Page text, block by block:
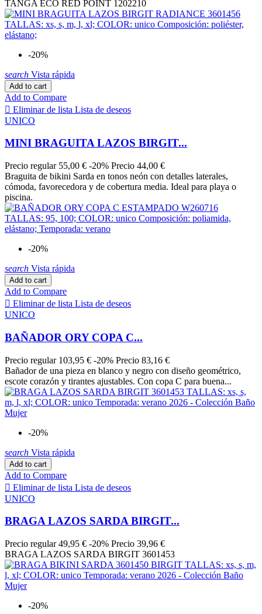
44 154
44-46 1
46 73
4XL
50 6
52
6 4
85 9
85C 2
85E 1
90 11
90A 1
90B
90C 2
90D 2
95
95B 2
95C
95D 2
95E 1
S 271
XL 223
XS 104
XXL 88
XXXL 19
more... less
COLOR
37 1
AJOURAGE CARMIN
AJOURAGE JAUNE 2
AJOURAGE VERT 3
Amarillo 14
Anis Ajourage 5
AZALEA
TANGA ECO RED POINT 1202210
-20%
search Vista rápida
Add to cart
Add to Compare
 Eliminar de lista Lista de deseos
UNICO
MINI BRAGUITA LAZOS BIRGIT...
Precio regular 55,00 € -20% Precio 44,00 €
Braguita de bikini Sarda en tonos neón con detalles laterales,
cómoda, favorecedora y de cobertura media. Ideal para playa o
piscina.
-20%
search Vista rápida
Add to cart
Add to Compare
 Eliminar de lista Lista de deseos
UNICO
BAÑADOR ORY COPA C...
Precio regular 103,95 € -20% Precio 83,16 €
Bañador de una pieza en blanco y negro con diseño geométrico,
escote corazón y tirantes ajustables. Con copa C para buena...
-20%
search Vista rápida
Add to cart
Add to Compare
 Eliminar de lista Lista de deseos
UNICO
BRAGA LAZOS SARDA BIRGIT...
Precio regular 49,95 € -20% Precio 39,96 €
BRAGA LAZOS SARDA BIRGIT 3601453
-20%